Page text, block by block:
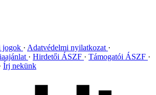
jogok
Adatvédelmi nyilatkozat
Hirdetői ÁSZF
Támogatói ÁSZF
Írj nekünk